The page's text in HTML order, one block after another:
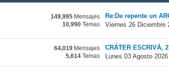
149,995 Mensajes
10,990 Temas
Re:De repente un
Viernes 26 Diciembre
64,019 Mensajes
5,614 Temas
CRÁTER ESCRIVÁ,
Lunes 03 Agosto